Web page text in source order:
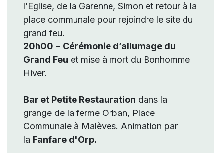
l’Eglise, de la Garenne, Simon et retour à la
place communale pour rejoindre le site du
grand feu.
20h00 – Cérémonie d’allumage du
Grand Feu et mise à mort du Bonhomme
Hiver.
Bar et Petite Restauration dans la
grange de la ferme Orban, Place
Communale à Malèves. Animation par
la Fanfare d'Orp.